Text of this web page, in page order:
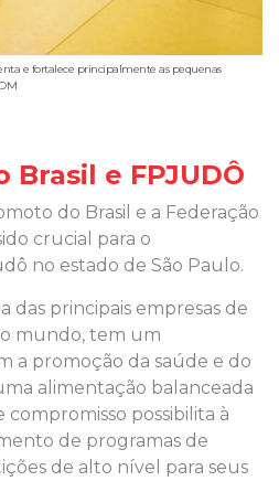
e fortalece principalmente as pequenas
e FPJUDÔ
do Brasil e a Federação
crucial para o
no estado de São Paulo.
das principais empresas de
mundo, tem um
a promoção da saúde e do
alimentação balanceada
compromisso possibilita à
de programas de
de alto nível para seus